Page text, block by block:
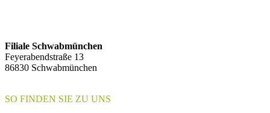
Filiale Schwabmünchen
Feyerabendstraße 13
86830 Schwabmünchen
SO FINDEN SIE ZU UNS